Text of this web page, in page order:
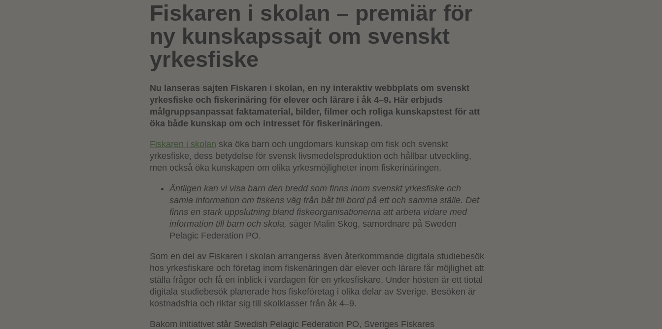
Fiskaren i skolan – premiär för
ny kunskapssajt om svenskt
yrkesfiske
Nu lanseras sajten Fiskaren i skolan, en ny interaktiv webbplats om svenskt
yrkesfiske och fiskerinäring för elever och lärare i åk 4–9. Här erbjuds
målgruppsanpassat faktamaterial, bilder, filmer och roliga kunskapstest för att
öka både kunskap om och intresset för fiskerinäringen.
Fiskaren i skolan ska öka barn och ungdomars kunskap om fisk och svenskt
yrkesfiske, dess betydelse för svensk livsmedelsproduktion och hållbar utveckling,
men också öka kunskapen om olika yrkesmöjligheter inom fiskerinäringen.
Äntligen kan vi visa barn den bredd som finns inom svenskt yrkesfiske och
samla information om fiskens väg från båt till bord på ett och samma ställe. Det
finns en stark uppslutning bland fiskeorganisationerna att arbeta vidare med
information till barn och skola, säger Malin Skog, samordnare på Sweden
Pelagic Federation PO.
Som en del av Fiskaren i skolan arrangeras även återkommande digitala studiebesök
hos yrkesfiskare och företag inom fiskenäringen där elever och lärare får möjlighet att
ställa frågor och få en inblick i vardagen för en yrkesfiskare. Under hösten är ett tiotal
digitala studiebesök planerade hos fiskeföretag i olika delar av Sverige. Besöken är
kostnadsfria och riktar sig till skolklasser från åk 4–9.
Bakom initiativet står Swedish Pelagic Federation PO, Sveriges Fiskares